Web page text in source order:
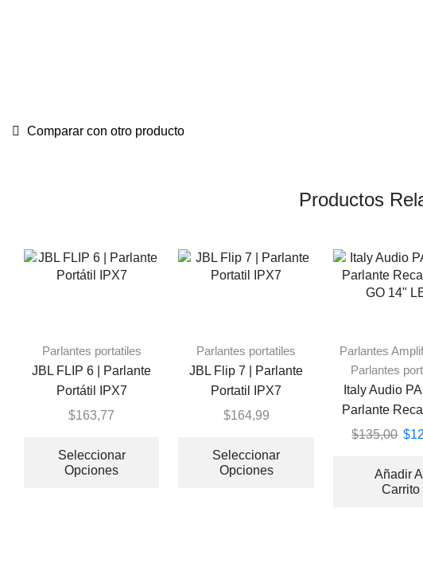
Comparar con otro producto
Productos
Parlantes portatiles
JBL FLIP 6 | Parlante
Portátil IPX7
$163,77
Seleccionar
Opciones
Parlantes portatiles
JBL Flip 7 | Parlante
Portatil IPX7
$164,99
Seleccionar
Opciones
Parlantes
Parlantes
Italy Audio
Parlante
GO 14″
$135,00 $
Añadir Al
Carrito